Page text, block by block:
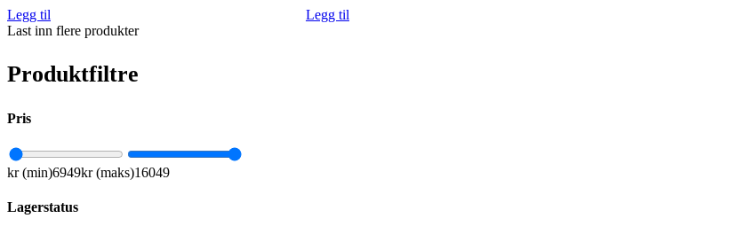
Legg til
Legg til
Last inn flere produkter
Produktfiltre
Pris
kr (min)6949kr (maks)16049
Lagerstatus